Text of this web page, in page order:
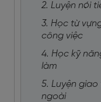
2. Luyện nói
3. Học từ
công việc
4. Học kỹ
làm
5. Luyện
ngoài